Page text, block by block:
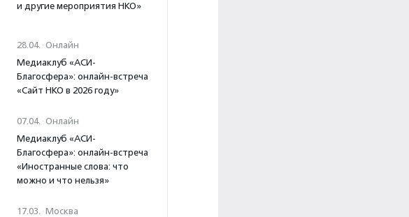
и другие мероприятия НКО»
28.04. · Онлайн
Медиаклуб «АСИ-
Благосфера»: онлайн-встреча
«Сайт НКО в 2026 году»
07.04. · Онлайн
Медиаклуб «АСИ-
Благосфера»: онлайн-встреча
«Иностранные слова: что
можно и что нельзя»
17.03. · Москва